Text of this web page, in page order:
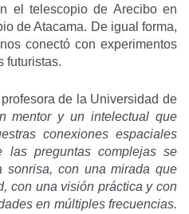
el telescopio de Arecibo en
de Atacama. De igual forma,
conectó con experimentos
futuristas.
de la Universidad de
mentor y un intelectual que
conexiones espaciales
las preguntas complejas se
sonrisa, con una mirada que
con una visión práctica y con
en múltiples frecuencias.